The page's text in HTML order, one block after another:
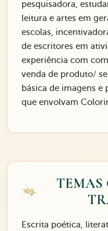
pesquisadora,
leitura e artes em
escolas,
de escritores em
experiência com
venda de produto/
básica de imagens e
que envolvam
TEMAS
Escrita poética,